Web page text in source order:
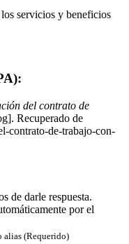
servicios y beneficios
del contrato de
Recuperado de
contrato-de-trabajo-con-
de darle respuesta.
por el
alias (Requerido)